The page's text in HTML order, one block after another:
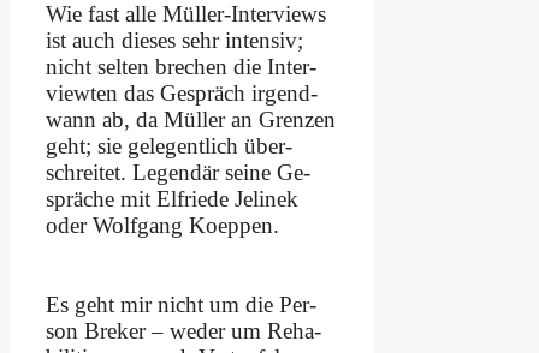
Wie fast al­le Mül­ler-In­ter­views
ist auch die­ses sehr in­ten­siv;
nicht sel­ten bre­chen die In­ter­
view­ten das Ge­spräch ir­gend­
wann ab, da Mül­ler an Gren­zen
geht; sie ge­le­gent­lich über­
schrei­tet. Le­gen­där sei­ne Ge­
sprä­che mit El­frie­de Je­li­nek
oder Wolf­gang Koep­pen.
Es geht mir nicht um die Per­
son Bre­ker – we­der um Re­ha­